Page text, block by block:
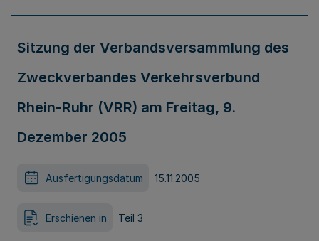
Sitzung der Verbandsversammlung des
Zweckverbandes Verkehrsverbund
Rhein-Ruhr (VRR) am Freitag, 9.
Dezember 2005
Ausfertigungsdatum 15.11.2005
Erschienen in Teil 3